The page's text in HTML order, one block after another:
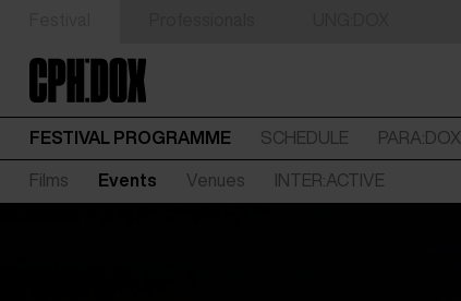
FESTIVAL PROGRAMME SCHEDULE PARA:DOX
Films Events Venues INTER:ACTIVE